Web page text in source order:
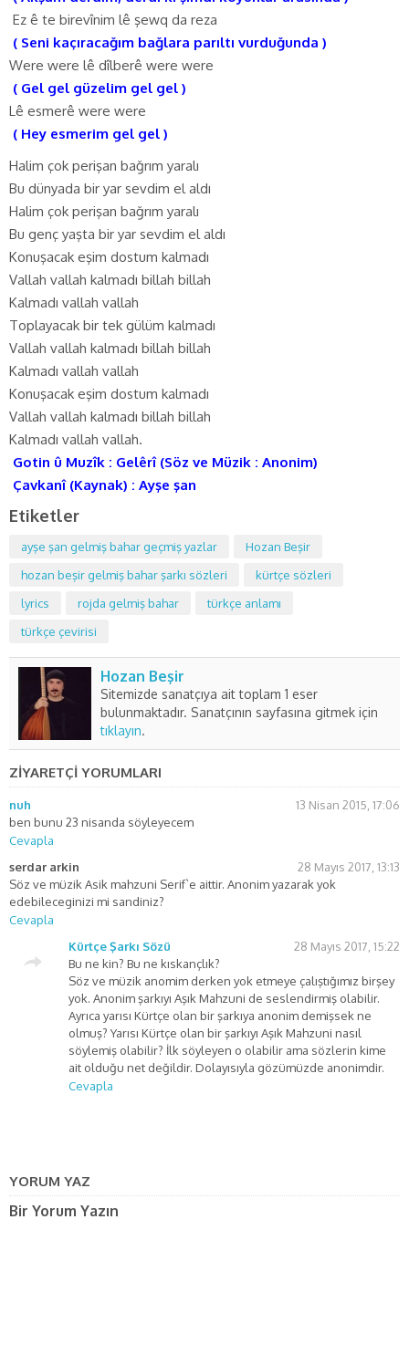
Ez ê te birevînim lê şewq da reza
( Seni kaçıracağım bağlara parıltı vurduğunda )
Were were lê dîlberê were were
( Gel gel güzelim gel gel )
Lê esmerê were were
( Hey esmerim gel gel )
Halim çok perişan bağrım yaralı
Bu dünyada bir yar sevdim el aldı
Halim çok perişan bağrım yaralı
Bu genç yaşta bir yar sevdim el aldı
Konuşacak eşim dostum kalmadı
Vallah vallah kalmadı billah billah
Kalmadı vallah vallah
Toplayacak bir tek gülüm kalmadı
Vallah vallah kalmadı billah billah
Kalmadı vallah vallah
Konuşacak eşim dostum kalmadı
Vallah vallah kalmadı billah billah
Kalmadı vallah vallah.
Gotin û Muzîk : Gelêrî (Söz ve Müzik : Anonim)
Çavkanî (Kaynak) : Ayşe şan
Etiketler
ayşe şan gelmiş bahar geçmiş yazlar
Hozan Beşir
hozan beşir gelmiş bahar şarkı sözleri
kürtçe sözleri
lyrics
rojda gelmiş bahar
türkçe anlamı
türkçe çevirisi
Hozan Beşir
Sitemizde sanatçıya ait toplam 1 eser
bulunmaktadır. Sanatçının sayfasına gitmek için
tıklayın.
ZİYARETÇİ YORUMLARI
nuh
13 Nisan 2015, 17:06
ben bunu 23 nisanda söyleyecem
Cevapla
serdar arkin
28 Mayıs 2017, 13:13
Söz ve müzik Asik mahzuni Serif`e aittir. Anonim yazarak yok
edebileceginizi mi sandiniz?
Cevapla
Kürtçe Şarkı Sözü
28 Mayıs 2017, 15:22
Bu ne kin? Bu ne kıskançlık?
Söz ve müzik anomim derken yok etmeye çalıştığımız birşey
yok. Anonim şarkıyı Aşık Mahzuni de seslendirmiş olabilir.
Ayrıca yarısı Kürtçe olan bir şarkıya anonim demişsek ne
olmuş? Yarısı Kürtçe olan bir şarkıyı Aşık Mahzuni nasıl
söylemiş olabilir? İlk söyleyen o olabilir ama sözlerin kime
ait olduğu net değildir. Dolayısıyla gözümüzde anonimdir.
Cevapla
YORUM YAZ
Bir Yorum Yazın